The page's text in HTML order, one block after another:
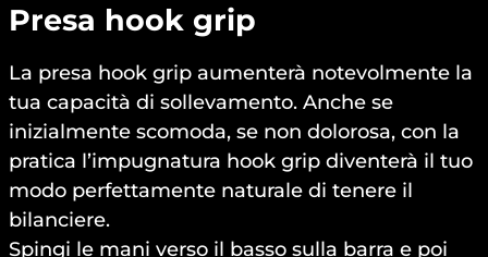
Presa hook grip
La presa hook grip aumenterà notevolmente la
tua capacità di sollevamento. Anche se
inizialmente scomoda, se non dolorosa, con la
pratica l’impugnatura hook grip diventerà il tuo
modo perfettamente naturale di tenere il
bilanciere.
Spingi le mani verso il basso sulla barra e poi